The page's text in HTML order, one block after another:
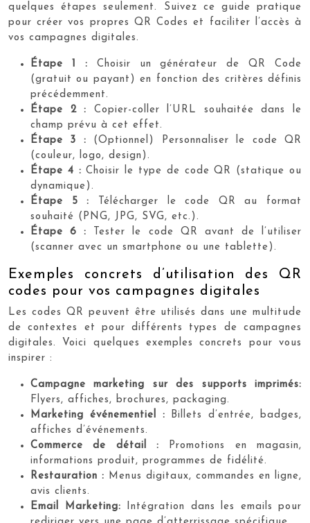
quelques étapes seulement. Suivez ce guide pratique
pour créer vos propres QR Codes et faciliter l’accès à
vos campagnes digitales.
Étape 1 : Choisir un générateur de QR Code
(gratuit ou payant) en fonction des critères définis
précédemment.
Étape 2 : Copier-coller l’URL souhaitée dans le
champ prévu à cet effet.
Étape 3 : (Optionnel) Personnaliser le code QR
(couleur, logo, design).
Étape 4 :Choisir le type de code QR (statique ou
dynamique).
Étape 5 :
Télécharger le code QR au format
souhaité (PNG, JPG, SVG, etc.).
Étape 6 :
Tester le code QR avant de l’utiliser
(scanner avec un smartphone ou une tablette).
Exemples concrets d’utilisation des QR
codes pour vos campagnes digitales
Les codes QR peuvent être utilisés dans une multitude
de contextes et pour différents types de campagnes
digitales. Voici quelques exemples concrets pour vous
inspirer :
Campagne marketing sur des supports imprimés:
Flyers, affiches, brochures, packaging.
Marketing événementiel : Billets d’entrée, badges,
affiches d’événements.
Commerce de détail : Promotions en magasin,
informations produit, programmes de fidélité.
Restauration : Menus digitaux, commandes en ligne,
avis clients.
Email Marketing: Intégration dans les emails pour